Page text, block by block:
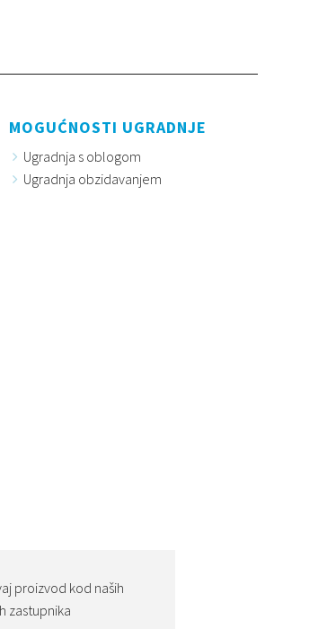
MOGUĆNOSTI UGRADNJE
Ugradnja s oblogom
Ugradnja obzidavanjem
proizvod kod naših
zastupnika